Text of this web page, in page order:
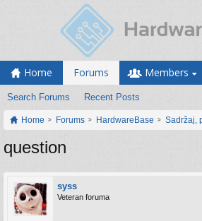
Home Forums
Search Forums Recent Posts
Members
Home Forums HardwareBase Sadržaj,
question
syss
Veteran foruma